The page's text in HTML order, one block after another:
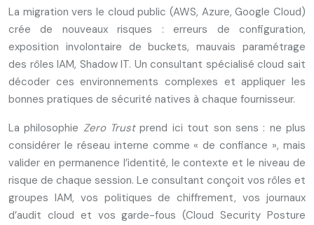
La migration vers le cloud public (AWS, Azure, Google Cloud)
crée de nouveaux risques : erreurs de configuration,
exposition involontaire de buckets, mauvais paramétrage
des rôles IAM, Shadow IT. Un consultant spécialisé cloud sait
décoder ces environnements complexes et appliquer les
bonnes pratiques de sécurité natives à chaque fournisseur.
La philosophie Zero Trustprend ici tout son sens : ne plus
considérer le réseau interne comme « de confiance », mais
valider en permanence l’identité, le contexte et le niveau de
risque de chaque session. Le consultant conçoit vos rôles et
groupes IAM, vos politiques de chiffrement, vos journaux
d’audit cloud et vos garde-fous (Cloud Security Posture